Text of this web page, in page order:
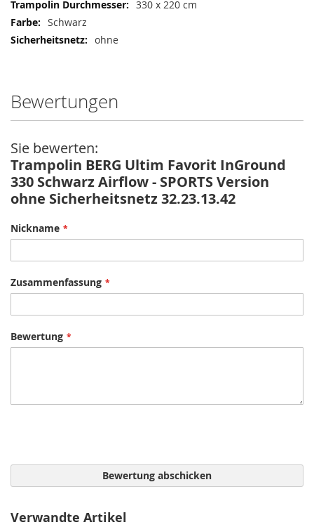
330 x 220 cm
Schwarz
ohne
Bewertungen
Sie bewerten:
Trampolin BERG Ultim Favorit InGround
330 Schwarz Airflow - SPORTS Version
ohne Sicherheitsnetz 32.23.13.42
Nickname
Zusammenfassung
Bewertung
Bewertung abschicken
Verwandte Artikel